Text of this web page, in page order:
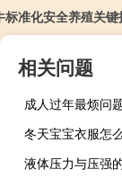
标准化安全养殖关
相关问题
成人过年最烦问
冬天宝宝衣服怎